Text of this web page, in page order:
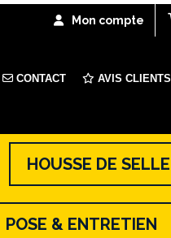
Mon compte
CONTACT AVIS CLIENTS
HOUSSE DE SELLE
POSE & ENTRETIEN